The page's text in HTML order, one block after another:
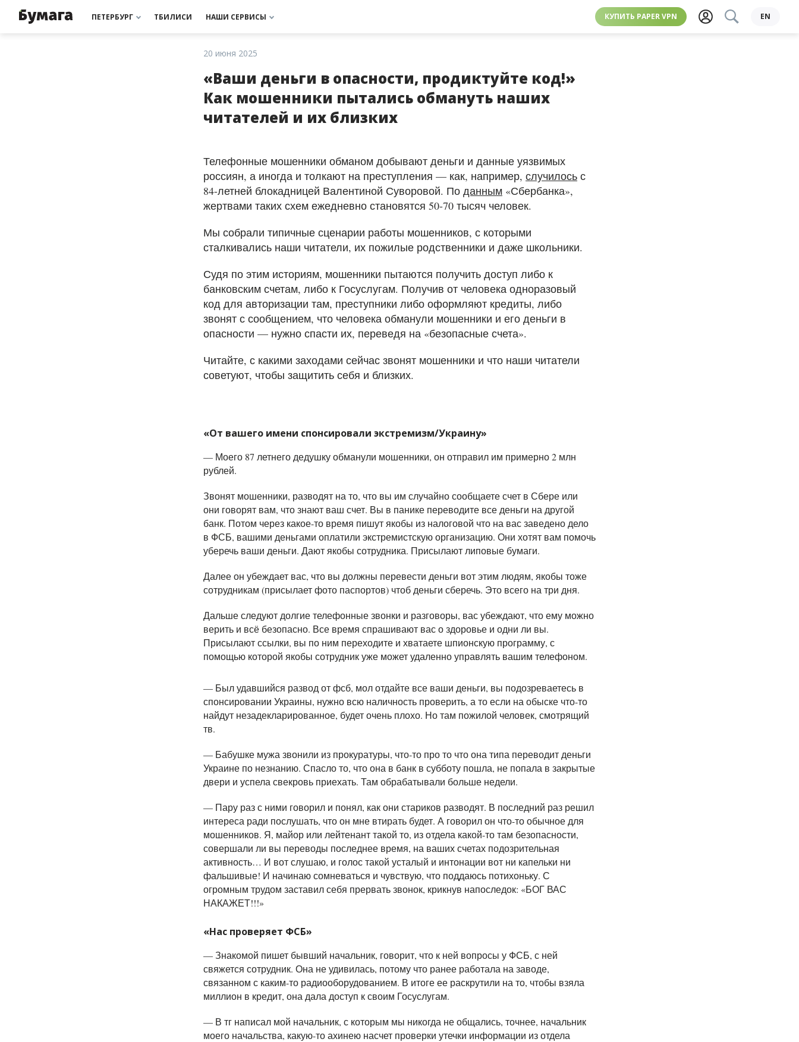
ПЕТЕРБУРГ ТБИЛИСИ НАШИ СЕРВИСЫ КУПИТЬ PAPER VPN EN
РАССЫЛКИ
МЫ В ИНСТАГРАМЕ
ПОДДЕРЖАТЬ «БУМАГУ»
РАССЫЛКИ
МЫ В ИНСТАГРАМЕ
ПОДДЕРЖАТЬ «БУМАГУ»
20 июня 2025
«Ваши деньги в опасности, продиктуйте код!»
Как мошенники пытались обмануть наших
читателей и их близких
Телефонные мошенники обманом добывают деньги и данные уязвимых
россиян, а иногда и толкают на преступления — как, например, случилось с
84-летней блокадницей Валентиной Суворовой. По данным «Сбербанка»,
жертвами таких схем ежедневно становятся 50-70 тысяч человек.
Мы собрали типичные сценарии работы мошенников, с которыми
сталкивались наши читатели, их пожилые родственники и даже школьники.
Судя по этим историям, мошенники пытаются получить доступ либо к
банковским счетам, либо к Госуслугам. Получив от человека одноразовый
код для авторизации там, преступники либо оформляют кредиты, либо
звонят с сообщением, что человека обманули мошенники и его деньги в
опасности — нужно спасти их, переведя на «безопасные счета».
Читайте, с какими заходами сейчас звонят мошенники и что наши читатели
советуют, чтобы защитить себя и близких.
«От вашего имени спонсировали экстремизм/Украину»
— Моего 87 летнего дедушку обманули мошенники, он отправил им примерно 2 млн
рублей.
Звонят мошенники, разводят на то, что вы им случайно сообщаете счет в Сбере или
они говорят вам, что знают ваш счет. Вы в панике переводите все деньги на другой
банк. Потом через какое-то время пишут якобы из налоговой что на вас заведено дело
в ФСБ, вашими деньгами оплатили экстремистскую организацию. Они хотят вам помочь
уберечь ваши деньги. Дают якобы сотрудника. Присылают липовые бумаги.
Далее он убеждает вас, что вы должны перевести деньги вот этим людям, якобы тоже
сотрудникам (присылает фото паспортов) чтоб деньги сберечь. Это всего на три дня.
Дальше следуют долгие телефонные звонки и разговоры, вас убеждают, что ему можно
верить и всё безопасно. Все время спрашивают вас о здоровье и одни ли вы.
Присылают ссылки, вы по ним переходите и хватаете шпионскую программу, с
помощью которой якобы сотрудник уже может удаленно управлять вашим телефоном.
— Был удавшийся развод от фсб, мол отдайте все ваши деньги, вы подозреваетесь в
спонсировании Украины, нужно всю наличность проверить, а то если на обыске что-то
найдут незадекларированное, будет очень плохо. Но там пожилой человек, смотрящий
тв.
— Бабушке мужа звонили из прокуратуры, что-то про то что она типа переводит деньги
Украине по незнанию. Спасло то, что она в банк в субботу пошла, не попала в закрытые
двери и успела свекровь приехать. Там обрабатывали больше недели.
— Пару раз с ними говорил и понял, как они стариков разводят. В последний раз решил
интереса ради послушать, что он мне втирать будет. А говорил он что-то обычное для
мошенников. Я, майор или лейтенант такой то, из отдела какой-то там безопасности,
совершали ли вы переводы последнее время, на ваших счетах подозрительная
активность… И вот слушаю, и голос такой усталый и интонации вот ни капельки ни
фальшивые! И начинаю сомневаться и чувствую, что поддаюсь потихоньку. С
огромным трудом заставил себя прервать звонок, крикнув напоследок: «БОГ ВАС
НАКАЖЕТ!!!»
«Нас проверяет ФСБ»
—Знакомой пишет бывший начальник, говорит, что к ней вопросы у ФСБ, с ней
свяжется сотрудник. Она не удивилась, потому что ранее работала на заводе,
связанном с каким-то радиооборудованием. В итоге ее раскрутили на то, чтобы взяла
миллион в кредит, она дала доступ к своим Госуслугам.
— В тг написал мой начальник, с которым мы никогда не общались, точнее, начальник
моего начальства, какую-то ахинею насчет проверки утечки информации из отдела